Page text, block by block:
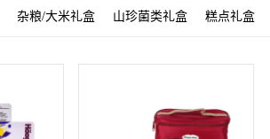
杂粮/大米礼盒 山珍菌类礼盒 糕点礼盒